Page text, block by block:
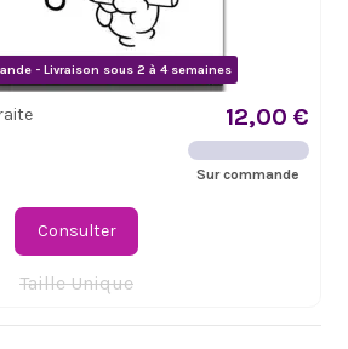
- Livraison sous 2 à 4 semaines
12,00 €
Sur commande
Consulter
Taille Unique